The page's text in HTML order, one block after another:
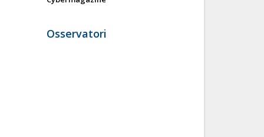
Osservatori